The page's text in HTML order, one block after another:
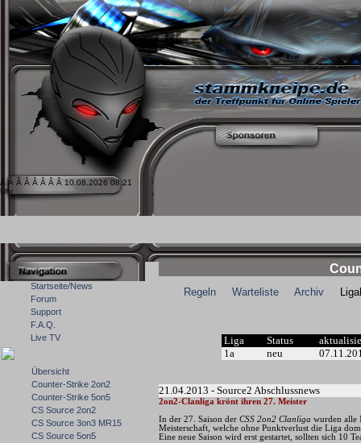
Â Â Â Â Â Â Â Â 10.08.2026 08:21
Uhr
Startseite/News
Forum
Support
F.A.Q.
Live TV
Übersicht
Counter-Strike 2on2
Counter-Strike 5on5
CS Source 2on2
CS Source 3on3 MR15
CS Source 5on5
Regeln Warteliste Archiv
Liga Status
1a
neu
21.04.2013 - Source2 Abschlussnews
2on2-Clanliga krönt ihren 27. Meister
In der 27. Saison der CSS 2on2 Clanliga wurden alle
Meisterschaft, welche ohne Punktverlust die Liga
Eine neue Saison wird erst gestartet, sollten sich 10